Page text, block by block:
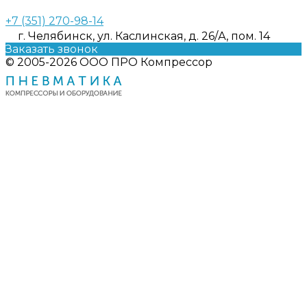
+7 (351) 270-98-14
г. Челябинск, ул. Каслинская, д. 26/А, пом. 14
Заказать звонок
© 2005-2026 ООО ПРО Компрессор